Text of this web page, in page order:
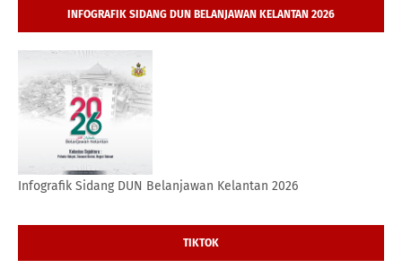
INFOGRAFIK SIDANG DUN BELANJAWAN KELANTAN 2026
Infografik Sidang DUN Belanjawan Kelantan 2026
TIKTOK